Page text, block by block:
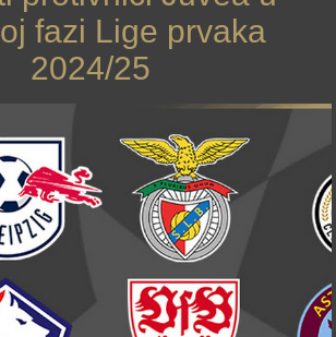
fazi Lige prvaka
2024/25
›